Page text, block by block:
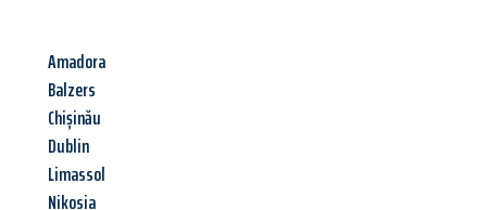
Amadora
Balzers
Chișinău
Dublin
Limassol
Nikosia